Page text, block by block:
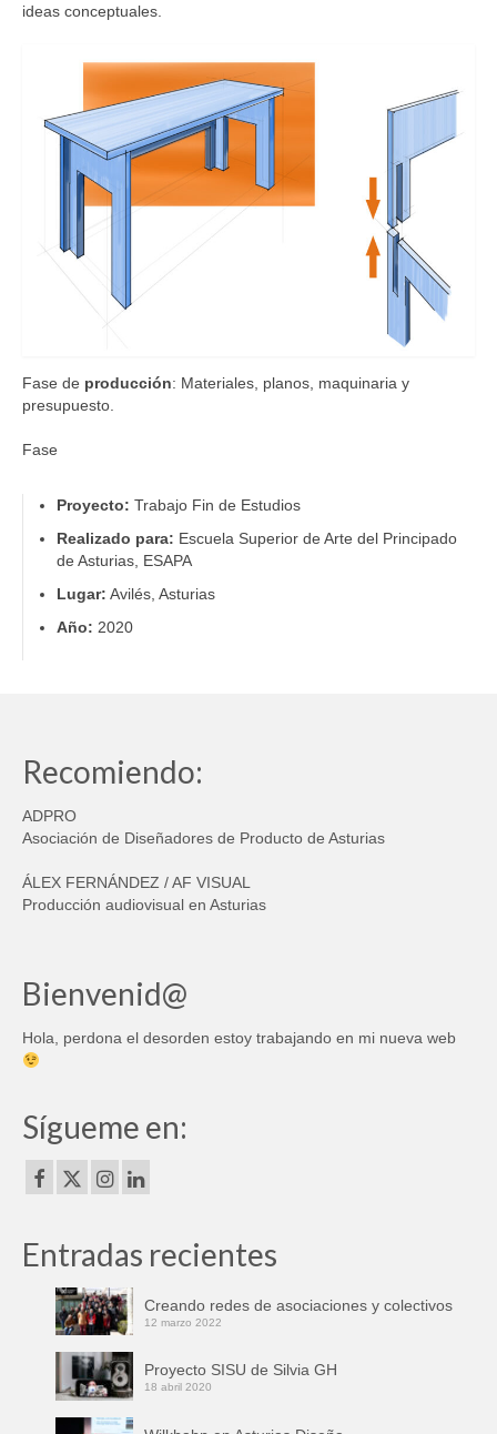
ideas conceptuales.
Fase de producción: Materiales, planos, maquinaria y
presupuesto.
Fase
Proyecto: Trabajo Fin de Estudios
Realizado para: Escuela Superior de Arte del Principado
de Asturias, ESAPA
Lugar: Avilés, Asturias
Año: 2020
Recomiendo:
ADPRO
Asociación de Diseñadores de Producto de Asturias
ÁLEX FERNÁNDEZ / AF VISUAL
Producción audiovisual en Asturias
Bienvenid@
Hola, perdona el desorden estoy trabajando en mi nueva web
Sígueme en:
Entradas recientes
Creando redes de asociaciones y colectivos
12 marzo 2022
Proyecto SISU de Silvia GH
18 abril 2020